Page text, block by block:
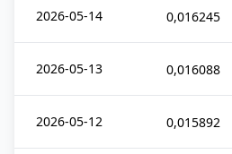
2026-05-14 0,016245
2026-05-13 0,016088
2026-05-12 0,015892